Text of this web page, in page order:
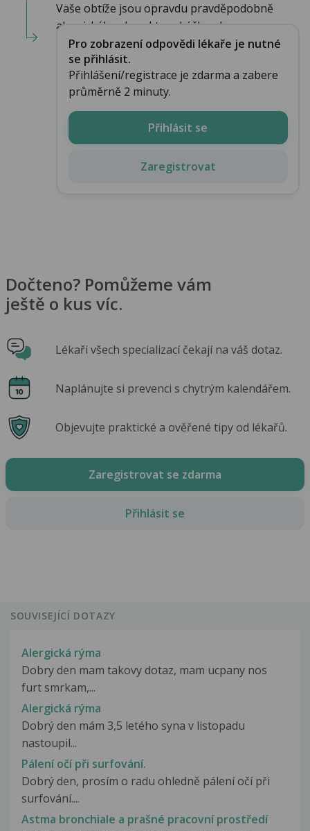
Vaše obtíže jsou opravdu pravděpodobně
alergického charakteru.Léčba alerg...
Pro zobrazení odpovědi lékaře je nutné
se přihlásit.
Přihlášení/registrace je zdarma a zabere
průměrně 2 minuty.
Přihlásit se
Zaregistrovat
Dočteno? Pomůžeme vám
ještě o kus víc.
Lékaři všech specializací čekají na váš dotaz.
Naplánujte si prevenci s chytrým kalendářem.
Objevujte praktické a ověřené tipy od lékařů.
Zaregistrovat se zdarma
Přihlásit se
SOUVISEJÍCÍ DOTAZY
Alergická rýma
Dobry den mam takovy dotaz, mam ucpany nos
furt smrkam,...
Alergická rýma
Dobrý den mám 3,5 letého syna v listopadu
nastoupil...
Pálení očí při surfování.
Dobrý den, prosím o radu ohledně pálení očí při
surfování....
Astma bronchiale a prašné pracovní prostředí